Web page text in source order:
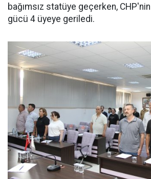
bağımsız statüye geçerken,
gücü 4 üyeye geriledi.